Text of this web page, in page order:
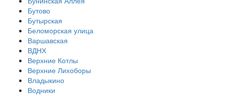
Бутово
Бутырская
Беломорская улица
Варшавская
ВДНХ
Верхние Котлы
Верхние Лихоборы
Владыкино
Водники